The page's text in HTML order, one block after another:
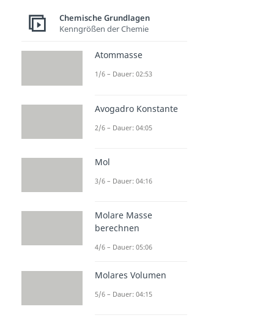
Chemische Grundlagen
Kenngrößen der Chemie
Atommasse
1/6 – Dauer: 02:53
Avogadro Konstante
2/6 – Dauer: 04:05
Mol
3/6 – Dauer: 04:16
Molare Masse
berechnen
4/6 – Dauer: 05:06
Molares Volumen
5/6 – Dauer: 04:15